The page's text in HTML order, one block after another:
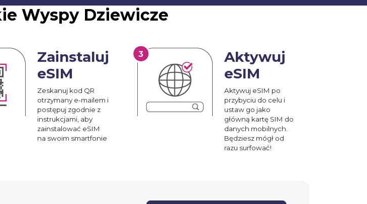
Wyspy Dziewicze
Zainstaluj
eSIM
Zeskanuj kod QR
otrzymany e-mailem i
postępuj zgodnie z
instrukcjami, aby
zainstalować eSIM
na swoim smartfonie
Aktywuj
eSIM
Aktywuj eSIM po
przybyciu do celu i
ustaw go jako
główną kartę SIM do
danych mobilnych.
Będziesz mógł od
razu surfować!